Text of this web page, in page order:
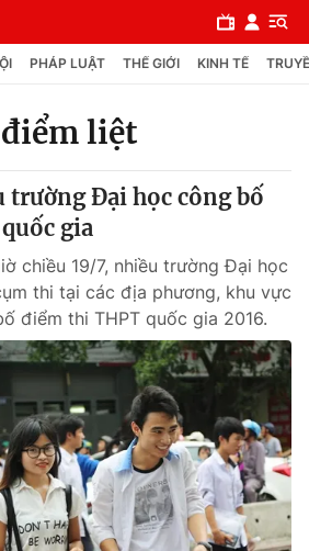
PHÁP LUẬT THẾ GIỚI KINH TẾ
liệt
trường Đại học công bố
gia
chiều 19/7, nhiều trường Đại học
thi tại các địa phương, khu vực
điểm thi THPT quốc gia 2016.